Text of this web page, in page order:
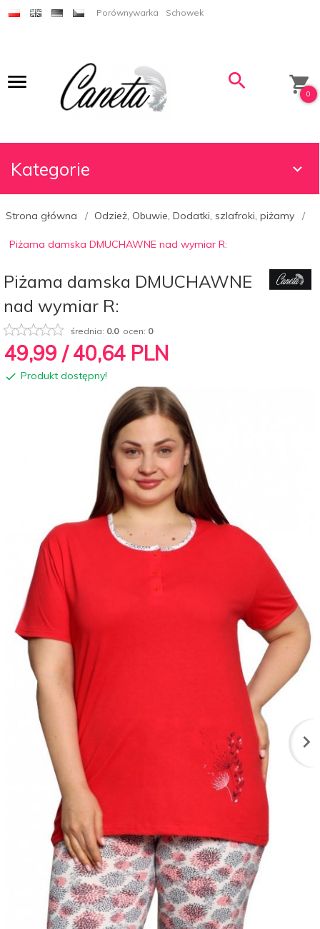
Porównywarka Schowek
0
Kategorie
Strona główna Odzież, Obuwie, Dodatki, szlafroki, piżamy
Piżama damska DMUCHAWNE nad wymiar R:
Piżama damska DMUCHAWNE
nad wymiar R:
średnia: 0.0ocen: 0
49,99 / 40,64 PLN
Produkt dostępny!